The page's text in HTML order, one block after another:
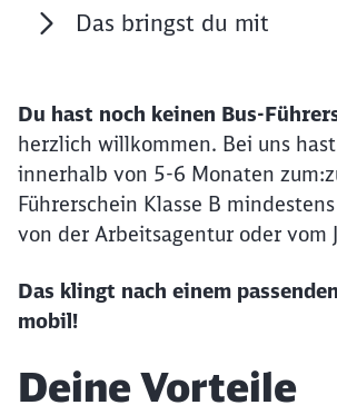
Das bringst du mit
Du hast noch keinen Bus-
herzlich willkommen. Bei uns
innerhalb von 5-6 Monaten
Führerschein Klasse B
von der Arbeitsagentur oder vom
Das klingt nach einem
mobil!
Deine Vorteile